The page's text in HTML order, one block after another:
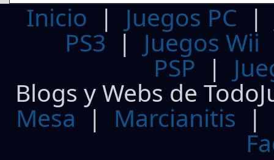
Inicio | Juegos PC
PS3| Juegos Wii
PSP |
Blogs y Webs de
Mesa | Marcianitis |